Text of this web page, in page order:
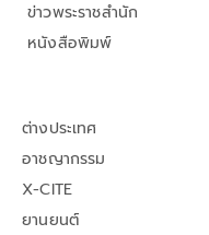
ข่าวพระราชสำนัก
หนังสือพิมพ์
ต่างประเทศ
อาชญากรรม
X-CITE
ยานยนต์